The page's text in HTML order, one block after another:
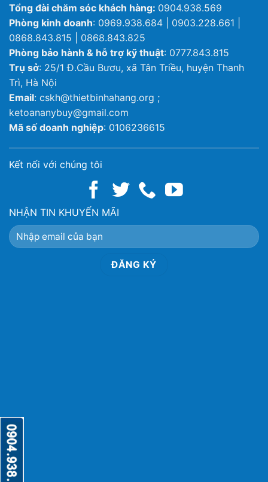
Tổng đài chăm sóc khách hàng: 0904.938.569
Phòng kinh doanh: 0969.938.684 | 0903.228.661 |
0868.843.815 | 0868.843.825
Phòng bảo hành & hỗ trợ kỹ thuật: 0777.843.815
Trụ sở: 25/1 Đ.Cầu Bươu, xã Tân Triều, huyện Thanh
Trì, Hà Nội
Email: cskh@thietbinhahang.org ;
ketoananybuy@gmail.com
Mã số doanh nghiệp: 0106236615
Kết nối với chúng tôi
NHẬN TIN KHUYẾN MÃI